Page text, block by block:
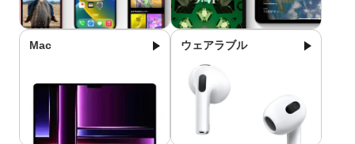
Mac ウェアラブル